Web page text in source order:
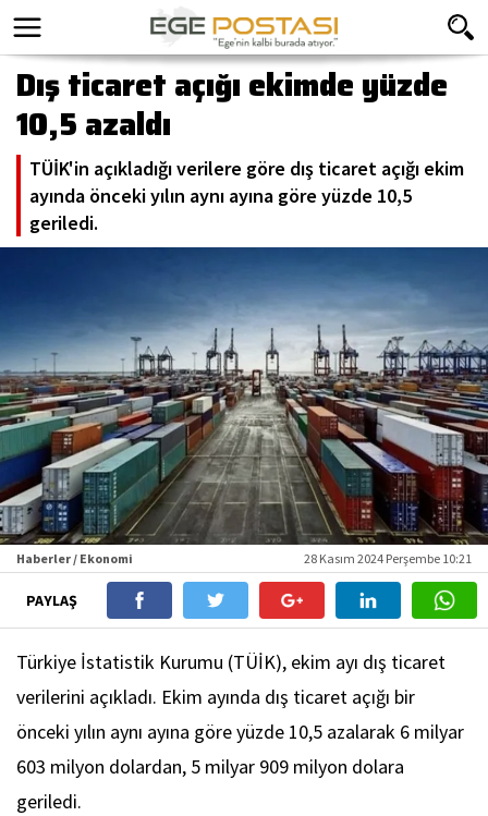
Dış ticaret açığı ekimde yüzde
10,5 azaldı
TÜİK'in açıkladığı verilere göre dış ticaret açığı ekim
ayında önceki yılın aynı ayına göre yüzde 10,5
geriledi.
Haberler / Ekonomi 28 Kasım 2024 Perşembe 10:21
PAYLAŞ
Türkiye İstatistik Kurumu (TÜİK), ekim ayı dış ticaret
verilerini açıkladı. Ekim ayında dış ticaret açığı bir
önceki yılın aynı ayına göre yüzde 10,5 azalarak 6 milyar
603 milyon dolardan, 5 milyar 909 milyon dolara
geriledi.